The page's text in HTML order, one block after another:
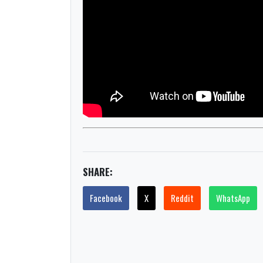
SHARE:
Facebook X Reddit WhatsApp